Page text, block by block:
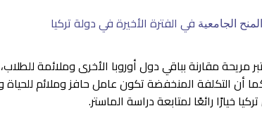
المنح الجامعية في الفترة الأخيرة في دولة تركيا
مريحة مقارنة بباقي دول أوروبا الأخرى وملائمة
أن التكلفة المنخفضة تكون عامل حافز وملائم للحياة
خيارًا رائعًا لمتابعة دراسة الماستر.